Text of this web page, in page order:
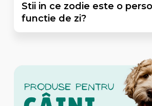
Stii in ce zodie este o
functie de zi?